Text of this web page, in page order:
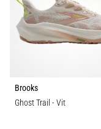
Brooks
Ghost Trail - Vit